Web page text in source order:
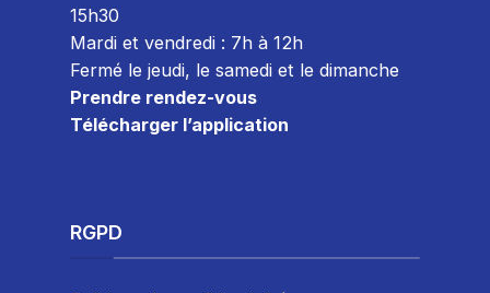
15h30
Mardi et vendredi : 7h à 12h
Fermé le jeudi, le samedi et le dimanche
Prendre rendez-vous
Télécharger l’application
RGPD